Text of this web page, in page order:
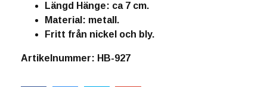
Längd Hänge: ca 7 cm.
Material: metall.
Fritt från nickel och bly.
Artikelnummer: HB-927